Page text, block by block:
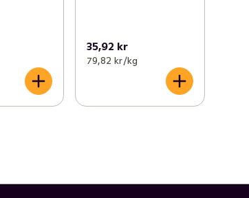
35,92 kr
79,82 kr /kg